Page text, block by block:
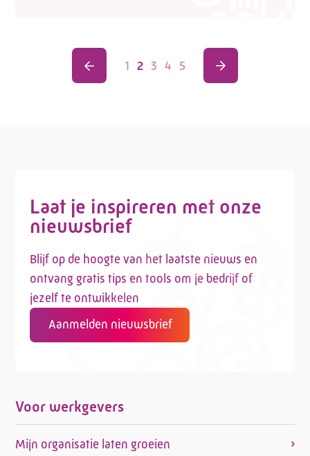
1 2 3 4 5
Laat je inspireren met onze
nieuwsbrief
Blijf op de hoogte van het laatste nieuws en
ontvang gratis tips en tools om je bedrijf of
jezelf te ontwikkelen
Aanmelden nieuwsbrief
Voor werkgevers
Mijn organisatie laten groeien